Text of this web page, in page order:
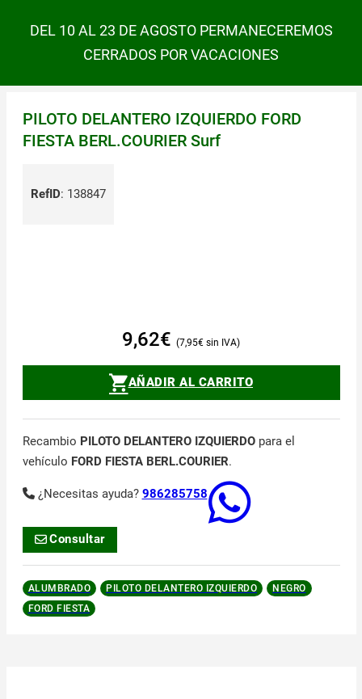
DEL 10 AL 23 DE AGOSTO PERMANECEREMOS
CERRADOS POR VACACIONES
PILOTO DELANTERO IZQUIERDO FORD
FIESTA BERL.COURIER Surf
RefID: 138847
9,62€ 7,95€
AÑADIR AL CARRITO
Recambio PILOTO DELANTERO IZQUIERDOpara el
vehículo FORD FIESTA BERL.COURIER.
¿Necesitas ayuda? 986285758
Consultar
ALUMBRADO PILOTO DELANTERO IZQUIERDO
NEGRO
FORD FIESTA